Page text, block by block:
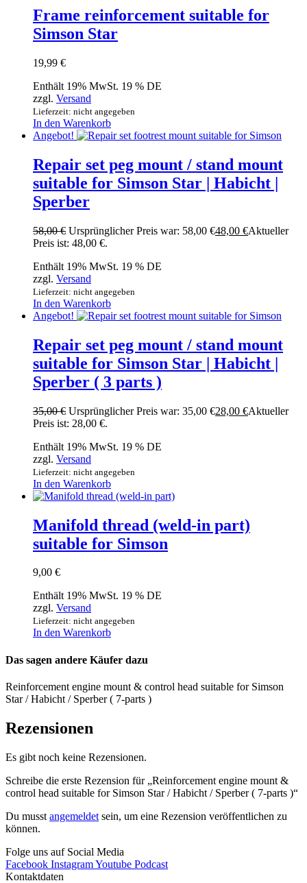
Frame reinforcement suitable for
Simson Star
19,99 €
Enthält 19% MwSt. 19 % DE
zzgl. Versand
Lieferzeit: nicht angegeben
In den Warenkorb
Angebot!
Repair set peg mount / stand mount
suitable for Simson Star | Habicht |
Sperber
58,00€ Ursprünglicher Preis war: 58,00 €48,00 €Aktueller
Preis ist: 48,00 €.
Enthält 19% MwSt. 19 % DE
zzgl. Versand
Lieferzeit: nicht angegeben
In den Warenkorb
Angebot!
Repair set peg mount / stand mount
suitable for Simson Star | Habicht |
Sperber ( 3 parts )
35,00€ Ursprünglicher Preis war: 35,00 €28,00 €Aktueller
Preis ist: 28,00 €.
Enthält 19% MwSt. 19 % DE
zzgl. Versand
Lieferzeit: nicht angegeben
In den Warenkorb
Manifold thread (weld-in part)
suitable for Simson
9,00 €
Enthält 19% MwSt. 19 % DE
zzgl. Versand
Lieferzeit: nicht angegeben
In den Warenkorb
Das sagen andere Käufer dazu
Reinforcement engine mount & control head suitable for Simson
Star / Habicht / Sperber ( 7-parts )
Rezensionen
Es gibt noch keine Rezensionen.
Schreibe die erste Rezension für „Reinforcement engine mount &
control head suitable for Simson Star / Habicht / Sperber ( 7-parts )“
Du musst angemeldet sein, um eine Rezension veröffentlichen zu
können.
Folge uns auf Social Media
Facebook InstagramYoutube Podcast
Kontaktdaten